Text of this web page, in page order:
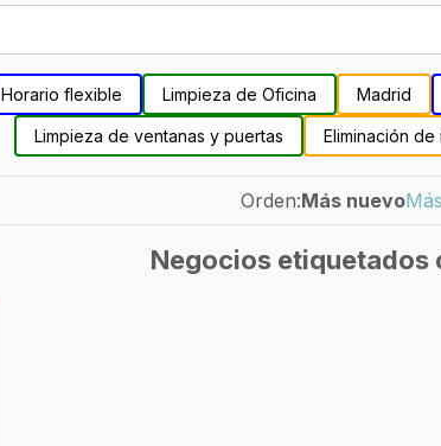
Horario flexible Limpieza de Oficina Madrid
Limpieza de ventanas y puertas Eliminación de
Orden:Más nuevo
Negocios etiquetados